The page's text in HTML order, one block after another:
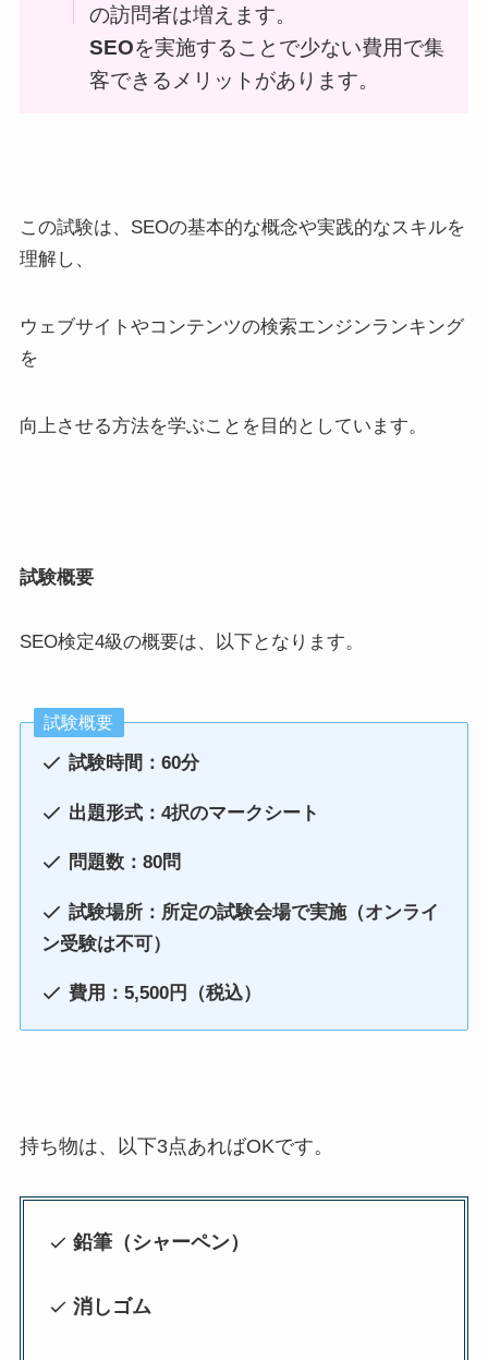
の訪問者は増えます。
SEOを実施することで少ない費用で集
客できるメリットがあります。
この試験は、SEOの基本的な概念や実践的なスキルを
理解し、
ウェブサイトやコンテンツの検索エンジンランキング
を
向上させる方法を学ぶことを目的としています。
試験概要
SEO検定4級の概要は、以下となります。
試験概要
試験時間：60分
出題形式：4択のマークシート
問題数：80問
試験場所：所定の試験会場で実施（オンライ
ン受験は不可）
費用：5,500円（税込）
持ち物は、以下3点あればOKです。
鉛筆（シャーペン）
消しゴム